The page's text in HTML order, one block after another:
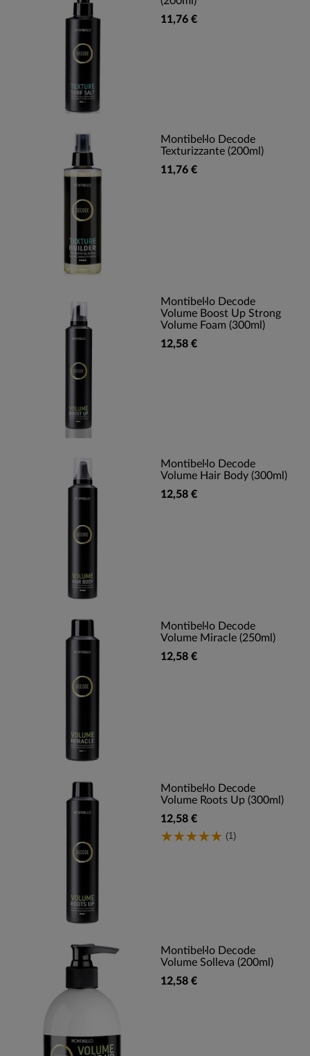
11,76 €
Montibel·lo Decode
Texturizzante (200ml)
11,76 €
Montibel·lo Decode
Volume Boost Up Strong
Volume Foam (300ml)
12,58 €
Montibel·lo Decode
Volume Hair Body (300ml)
12,58 €
Montibel·lo Decode
Volume Miracle (250ml)
12,58 €
Montibel·lo Decode
Volume Roots Up (300ml)
12,58 €
(1)
Montibel·lo Decode
Volume Solleva (200ml)
12,58 €